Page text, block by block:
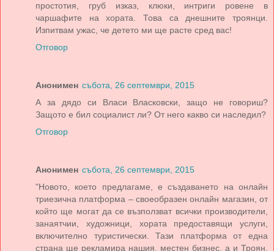
простотия, груб изказ, клюки, интриги ровене в
чаршафите на хората. Това са днешните троянци.
Изпитвам ужас, че детето ми ще расте сред вас!
Отговор
Анонимен събота, 26 септември, 2015
А за дядо си Власи Власковски, защо не говориш?
Защото е бил социалист ли? От него какво си наследил?
Отговор
Анонимен събота, 26 септември, 2015
"Новото, което предлагаме, е създаването на онлайн
триезична платформа – своеобразен онлайн магазин, от
който ще могат да се възползват всички производители,
занаятчии, художници, хората предоставящи услуги,
включително туристически. Тази платформа от една
страна ще рекламира нашия, местен бизнес, а и Троян,